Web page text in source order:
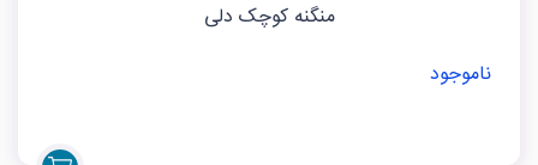
منگنه کوچک دلی
ناموجود